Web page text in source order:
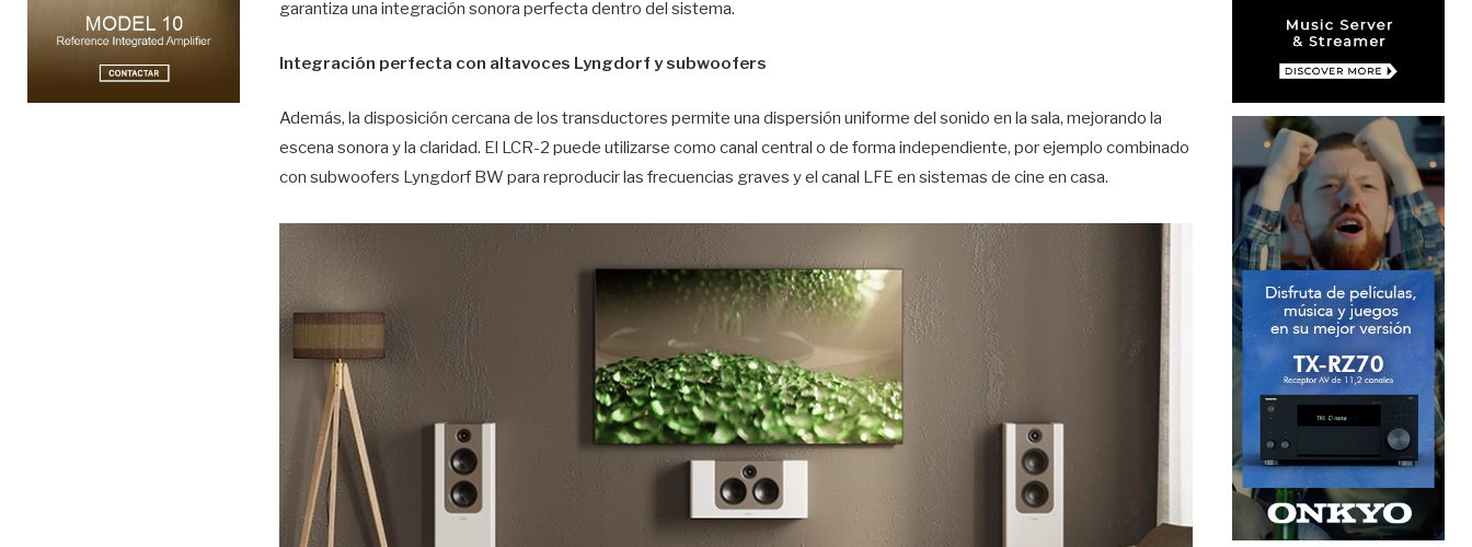
garantiza una integración sonora perfecta dentro del sistema.
Integración perfecta con altavoces Lyngdorf y subwoofers
Además, la disposición cercana de los transductores permite una dispersión uniforme del sonido en la sala, mejorando la
escena sonora y la claridad. El LCR-2 puede utilizarse como canal central o de forma independiente, por ejemplo combinado
con subwoofers Lyngdorf BW para reproducir las frecuencias graves y el canal LFE en sistemas de cine en casa.